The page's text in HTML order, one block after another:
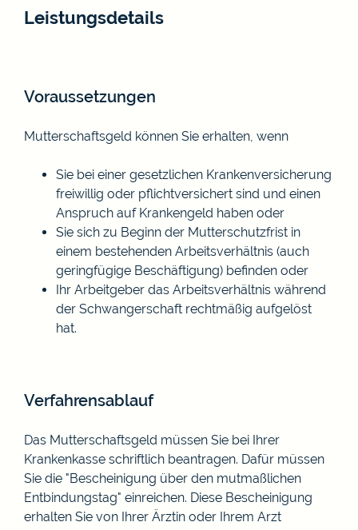
Leistungsdetails
Voraussetzungen
Mutterschaftsgeld können Sie erhalten, wenn
Sie bei einer gesetzlichen Krankenversicherung
freiwillig oder pflichtversichert sind und einen
Anspruch auf Krankengeld haben oder
Sie sich zu Beginn der Mutterschutzfrist in
einem bestehenden Arbeitsverhältnis (auch
geringfügige Beschäftigung) befinden oder
Ihr Arbeitgeber das Arbeitsverhältnis während
der Schwangerschaft rechtmäßig aufgelöst
hat.
Verfahrensablauf
Das Mutterschaftsgeld müssen Sie bei Ihrer
Krankenkasse schriftlich beantragen. Dafür müssen
Sie die "Bescheinigung über den mutmaßlichen
Entbindungstag" einreichen. Diese Bescheinigung
erhalten Sie von Ihrer Ärztin oder Ihrem Arzt